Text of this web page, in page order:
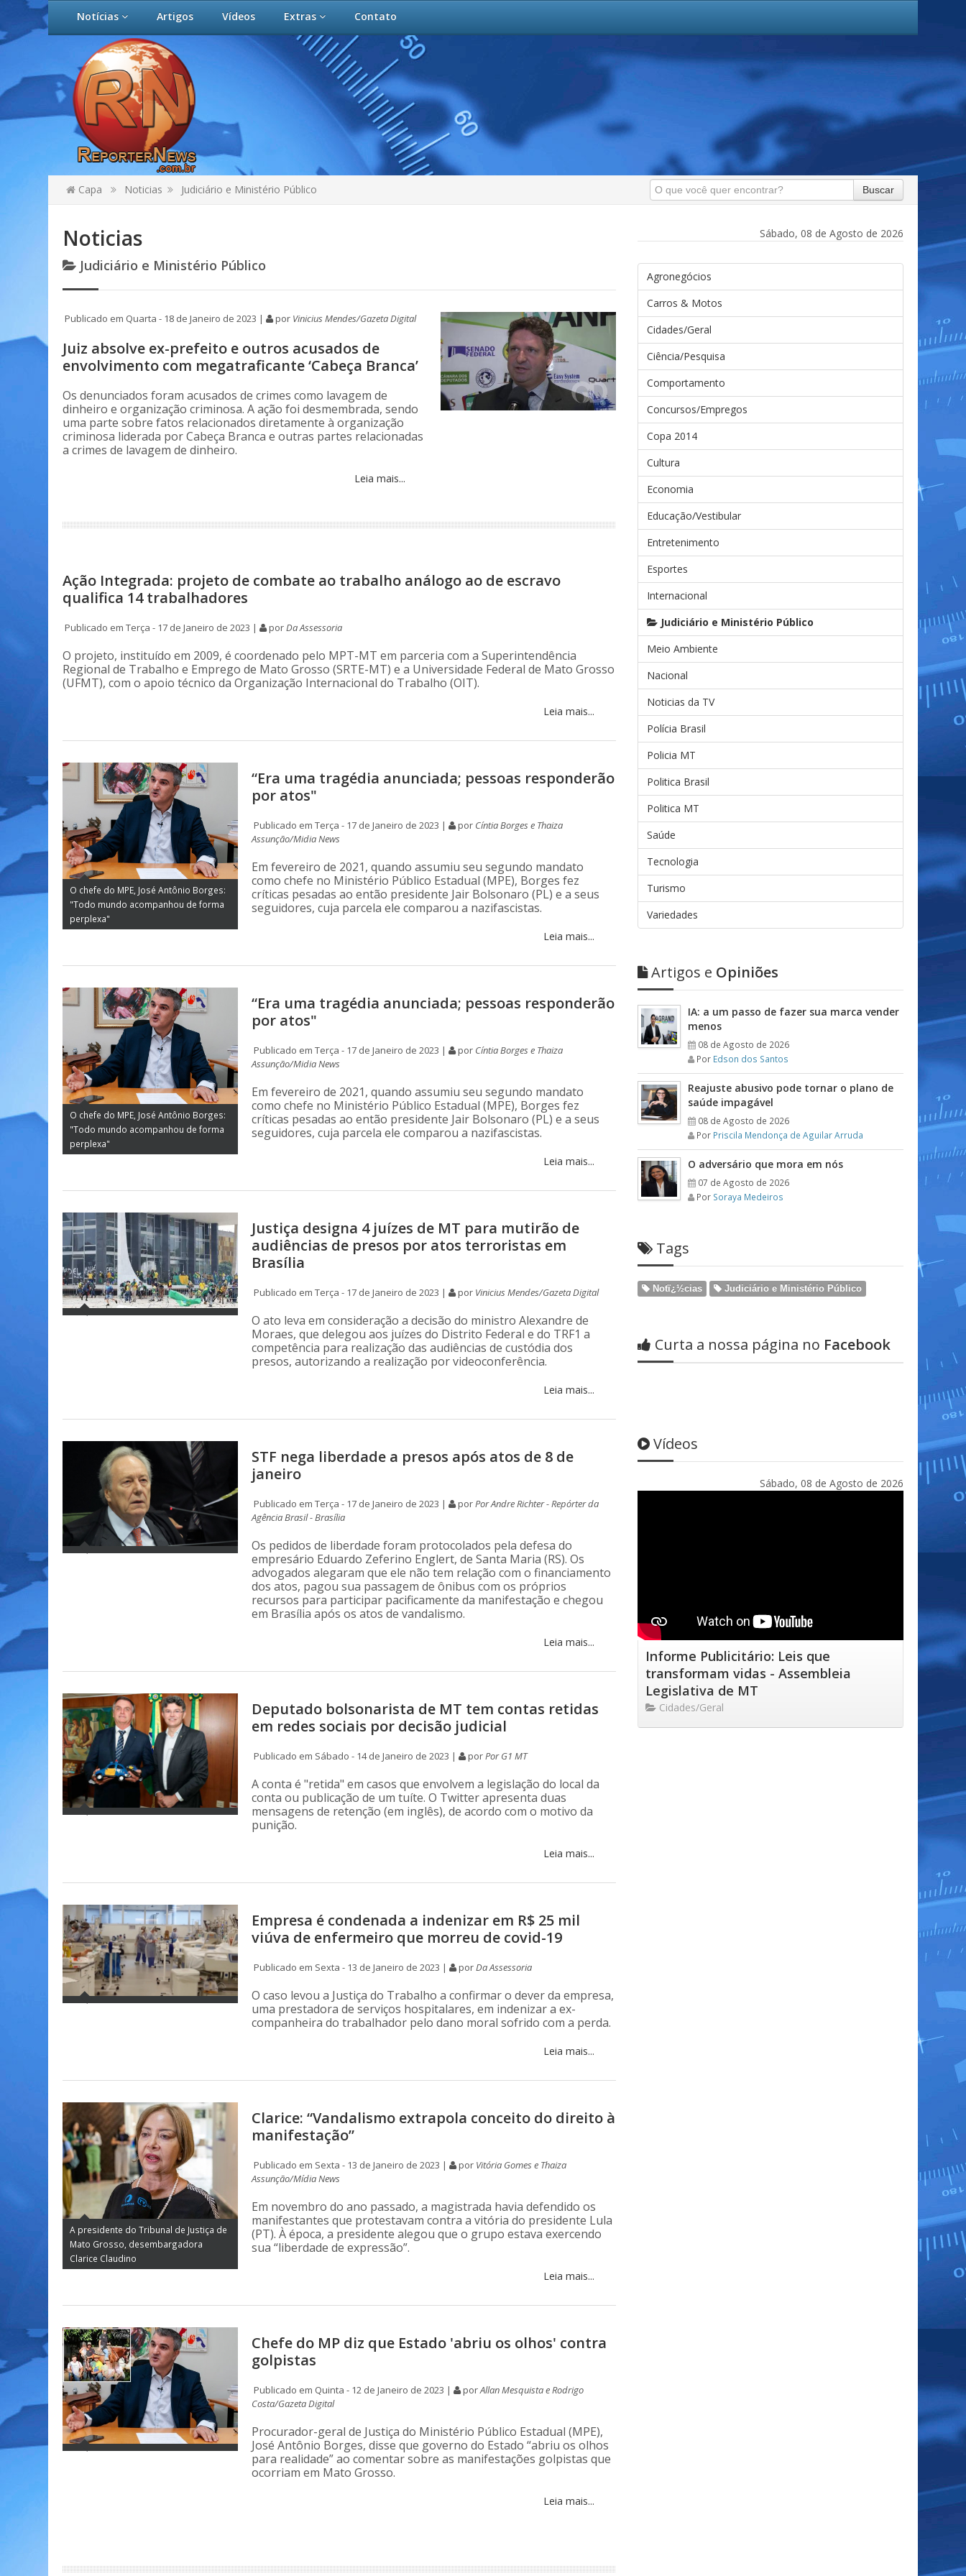
Notícias Artigos Vídeos Extras Contato
Capa Noticias Judiciário e Ministério Público Buscar
Noticias
Judiciário e Ministério Público
Publicado em Quarta - 18 de Janeiro de 2023 | por Vinicius Mendes/Gazeta Digital
Juiz absolve ex-prefeito e outros acusados de
envolvimento com megatraficante ‘Cabeça Branca’
Os denunciados foram acusados de crimes como lavagem de
dinheiro e organização criminosa. A ação foi desmembrada, sendo
uma parte sobre fatos relacionados diretamente à organização
criminosa liderada por Cabeça Branca e outras partes relacionadas
a crimes de lavagem de dinheiro.
Leia mais...
Ação Integrada: projeto de combate ao trabalho análogo ao de escravo
qualifica 14 trabalhadores
Publicado em Terça - 17 de Janeiro de 2023 | porDa Assessoria
O projeto, instituído em 2009, é coordenado pelo MPT-MT em parceria com a Superintendência
Regional de Trabalho e Emprego de Mato Grosso (SRTE-MT) e a Universidade Federal de Mato Grosso
(UFMT), com o apoio técnico da Organização Internacional do Trabalho (OIT).
Leia mais...
O chefe do MPE, José Antônio Borges:
"Todo mundo acompanhou de forma
perplexa"
“Era uma tragédia anunciada; pessoas responderão
por atos"
Publicado em Terça - 17 de Janeiro de 2023 | por Cíntia Borges e Thaiza
Assunção/Midia News
Em fevereiro de 2021, quando assumiu seu segundo mandato
como chefe no Ministério Público Estadual (MPE), Borges fez
críticas pesadas ao então presidente Jair Bolsonaro (PL) e a seus
seguidores, cuja parcela ele comparou a nazifascistas.
Leia mais...
O chefe do MPE, José Antônio Borges:
"Todo mundo acompanhou de forma
perplexa"
“Era uma tragédia anunciada; pessoas responderão
por atos"
Publicado em Terça - 17 de Janeiro de 2023 | por Cíntia Borges e Thaiza
Assunção/Midia News
Em fevereiro de 2021, quando assumiu seu segundo mandato
como chefe no Ministério Público Estadual (MPE), Borges fez
críticas pesadas ao então presidente Jair Bolsonaro (PL) e a seus
seguidores, cuja parcela ele comparou a nazifascistas.
Leia mais...
Justiça designa 4 juízes de MT para mutirão de
audiências de presos por atos terroristas em
Brasília
Publicado em Terça - 17 de Janeiro de 2023 | por Vinicius Mendes/Gazeta Digital
O ato leva em consideração a decisão do ministro Alexandre de
Moraes, que delegou aos juízes do Distrito Federal e do TRF1 a
competência para realização das audiências de custódia dos
presos, autorizando a realização por videoconferência.
Leia mais...
STF nega liberdade a presos após atos de 8 de
janeiro
Publicado em Terça - 17 de Janeiro de 2023 | porPor Andre Richter - Repórter da
Agência Brasil - Brasília
Os pedidos de liberdade foram protocolados pela defesa do
empresário Eduardo Zeferino Englert, de Santa Maria (RS). Os
advogados alegaram que ele não tem relação com o financiamento
dos atos, pagou sua passagem de ônibus com os próprios
recursos para participar pacificamente da manifestação e chegou
em Brasília após os atos de vandalismo.
Leia mais...
Deputado bolsonarista de MT tem contas retidas
em redes sociais por decisão judicial
Publicado em Sábado - 14 de Janeiro de 2023 | porPor G1 MT
A conta é "retida" em casos que envolvem a legislação do local da
conta ou publicação de um tuíte. O Twitter apresenta duas
mensagens de retenção (em inglês), de acordo com o motivo da
punição.
Leia mais...
Empresa é condenada a indenizar em R$ 25 mil
viúva de enfermeiro que morreu de covid-19
Publicado em Sexta - 13 de Janeiro de 2023 | porDa Assessoria
O caso levou a Justiça do Trabalho a confirmar o dever da empresa,
uma prestadora de serviços hospitalares, em indenizar a ex-
companheira do trabalhador pelo dano moral sofrido com a perda.
Leia mais...
A presidente do Tribunal de Justiça de
Mato Grosso, desembargadora
Clarice Claudino
Clarice: “Vandalismo extrapola conceito do direito à
manifestação”
Publicado em Sexta - 13 de Janeiro de 2023 | por Vitória Gomes e Thaiza
Assunção/Mídia News
Em novembro do ano passado, a magistrada havia defendido os
manifestantes que protestavam contra a vitória do presidente Lula
(PT). À época, a presidente alegou que o grupo estava exercendo
sua “liberdade de expressão”.
Leia mais...
Chefe do MP diz que Estado 'abriu os olhos' contra
golpistas
Publicado em Quinta - 12 de Janeiro de 2023 | porAllan Mesquista e Rodrigo
Costa/Gazeta Digital
Procurador-geral de Justiça do Ministério Público Estadual (MPE),
José Antônio Borges, disse que governo do Estado “abriu os olhos
para realidade” ao comentar sobre as manifestações golpistas que
ocorriam em Mato Grosso.
Leia mais...
Sábado, 08 de Agosto de 2026
Agronegócios
Carros & Motos
Cidades/Geral
Ciência/Pesquisa
Comportamento
Concursos/Empregos
Copa 2014
Cultura
Economia
Educação/Vestibular
Entretenimento
Esportes
Internacional
Judiciário e Ministério Público
Meio Ambiente
Nacional
Noticias da TV
Polícia Brasil
Policia MT
Politica Brasil
Politica MT
Saúde
Tecnologia
Turismo
Variedades
Artigos e Opiniões
IA: a um passo de fazer sua marca vender
menos
08 de Agosto de 2026
Por Edson dos Santos
Reajuste abusivo pode tornar o plano de
saúde impagável
08 de Agosto de 2026
Por Priscila Mendonça de Aguilar Arruda
O adversário que mora em nós
07 de Agosto de 2026
Por Soraya Medeiros
Tags
Notï¿½cias Judiciário e Ministério Público
Curta a nossa página no Facebook
Vídeos
Sábado, 08 de Agosto de 2026
Informe Publicitário: Leis que
transformam vidas - Assembleia
Legislativa de MT
Cidades/Geral